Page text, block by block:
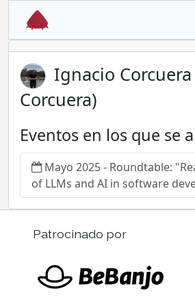
Ignacio
Corcuera)
Eventos en los que se
Mayo 2025 - Roundtable:
of LLMs and AI in software
Patrocinado por